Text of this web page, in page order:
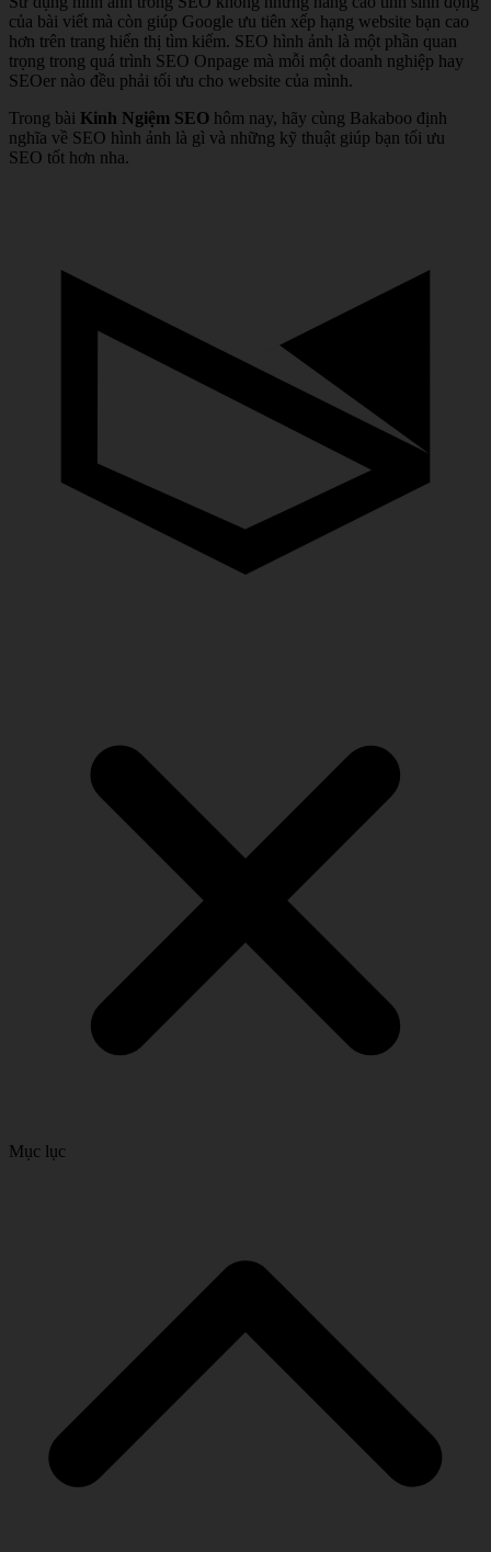
của bài viết mà còn giúp Google ưu tiên xếp hạng website bạn cao
hơn trên trang hiển thị tìm kiếm. SEO hình ảnh là một phần quan
trọng trong quá trình SEO Onpage mà mỗi một doanh nghiệp hay
SEOer nào đều phải tối ưu cho website của mình.
Trong bài Kinh Ngiệm SEO hôm nay, hãy cùng Bakaboo định
nghĩa về SEO hình ảnh là gì và những kỹ thuật giúp bạn tối ưu
SEO tốt hơn nha.
Mục lục